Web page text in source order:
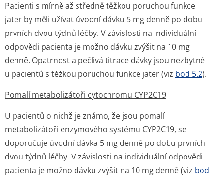
Pacienti s mírně až středně těžkou poruchou funkce
jater by měli užívat úvodní dávku 5 mg denně po dobu
prvních dvou týdnů léčby. V závislosti na individuální
odpovědi pacienta je možno dávku zvýšit na 10 mg
denně. Opatrnost a pečlivá titrace dávky jsou nezbytné
u pacientů s těžkou poruchou funkce jater (viz bod 5.2).
Pomalí metabolizátoři cytochromu CYP2C19
U pacientů o nichž je známo, že jsou pomalí
metabolizátoři enzymového systému CYP2C19, se
doporučuje úvodní dávka 5 mg denně po dobu prvních
dvou týdnů léčby. V závislosti na individuální odpovědi
pacienta je možno dávku zvýšit na 10 mg denně (viz bod